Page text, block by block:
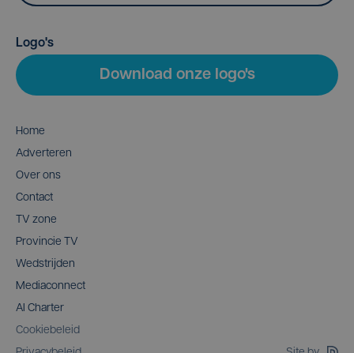
Logo's
Download onze logo's
Home
Adverteren
Over ons
Contact
TV zone
Provincie TV
Wedstrijden
Mediaconnect
AI Charter
Cookiebeleid